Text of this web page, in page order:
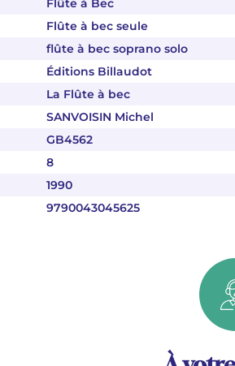
Flûte à Bec
Flûte à bec seule
flûte à bec soprano solo
Éditions Billaudot
La Flûte à bec
SANVOISIN Michel
GB4562
8
1990
9790043045625